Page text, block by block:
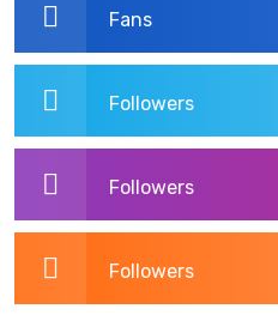
Fans
Followers
Followers
Followers